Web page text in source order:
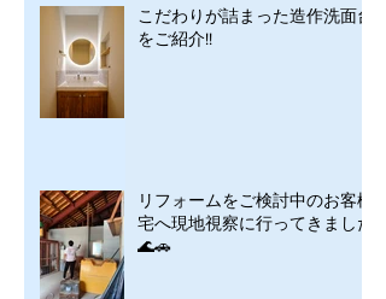
こだわりが詰まった造作洗面台
をご紹介!!
リフォームをご検討中のお客様
宅へ現地視察に行ってきました
🌊🚗